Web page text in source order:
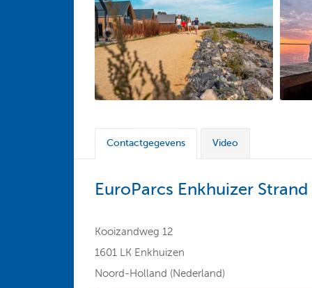
Contactgegevens Video
EuroParcs Enkhuizer Strand
Kooizandweg 12
1601 LK Enkhuizen
Noord-Holland (Nederland)